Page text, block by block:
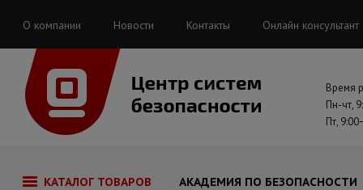
О компании Новости Контакты Онлайн консультант
Время
Пн-чт,
Пт,
КАТАЛОГ ТОВАРОВ АКАДЕМИЯ ПО БЕЗОПАСНОСТИ